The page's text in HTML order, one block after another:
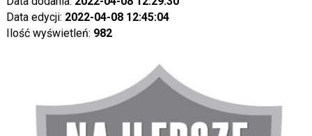
Data edycji: 2022-04-08 12:45:04
Ilość wyświetleń: 982